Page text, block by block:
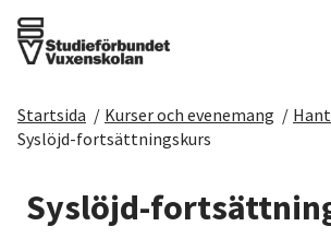
Det här gör vi
För dig som
Startsida / Kurser och evenemang /
Syslöjd-fortsättningskurs
Syslöjd-